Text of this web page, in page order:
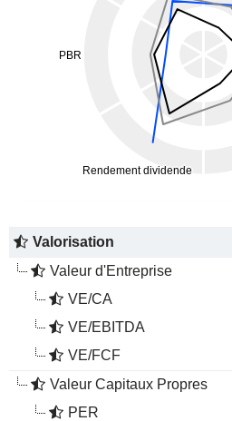
Valorisation
Valeur d'Entreprise
VE/CA
VE/EBITDA
VE/FCF
Valeur Capitaux Propres
PER